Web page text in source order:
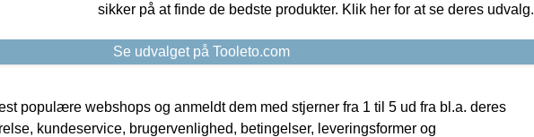
sikker på at finde de bedste produkter. Klik her for at se deres udvalg.
Se udvalget på Tooleto.com
populære webshops og anmeldt dem med stjerner fra 1 til 5 ud fra bl.a. deres
kundeservice, brugervenlighed, betingelser, leveringsformer og